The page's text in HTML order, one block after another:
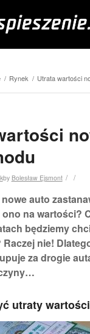
/ Rynek / Utrata wartości
/ /
by Bolesław Ejsmont
auto
na wartości?
będziemy
nie!
za drogie
utraty